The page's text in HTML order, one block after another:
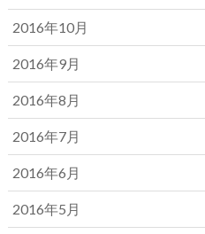
2016年10月
2016年9月
2016年8月
2016年7月
2016年6月
2016年5月